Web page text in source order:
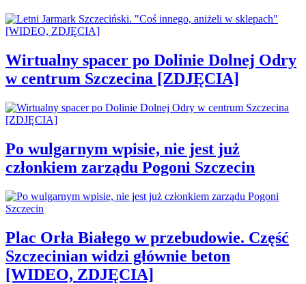
Wirtualny spacer po Dolinie Dolnej Odry
w centrum Szczecina [ZDJĘCIA]
Po wulgarnym wpisie, nie jest już
członkiem zarządu Pogoni Szczecin
Plac Orła Białego w przebudowie. Część
Szczecinian widzi głównie beton
[WIDEO, ZDJĘCIA]